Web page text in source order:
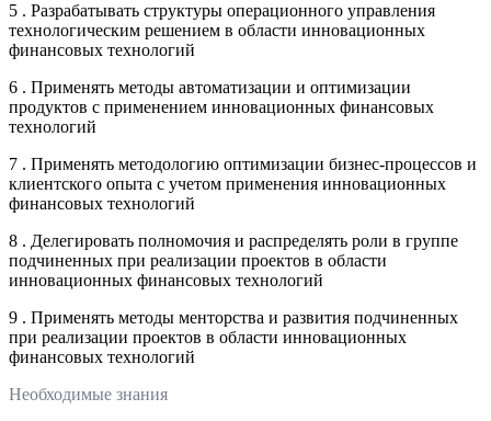
5 . Разрабатывать структуры операционного управления
технологическим решением в области инновационных
финансовых технологий
6 . Применять методы автоматизации и оптимизации
продуктов с применением инновационных финансовых
технологий
7 . Применять методологию оптимизации бизнес-процессов и
клиентского опыта с учетом применения инновационных
финансовых технологий
8 . Делегировать полномочия и распределять роли в группе
подчиненных при реализации проектов в области
инновационных финансовых технологий
9 . Применять методы менторства и развития подчиненных
при реализации проектов в области инновационных
финансовых технологий
Необходимые знания